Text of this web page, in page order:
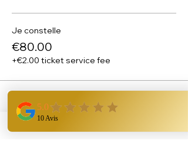
Je constelle
€80.00
+€2.00 ticket service fee
Sale ended
Ticket type
représentant